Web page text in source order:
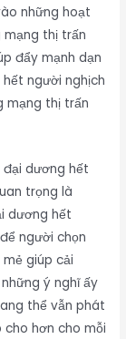
những hoạt
thị trấn
đẩy mạnh dạn
người nghịch
mạng thị trấn
dương hết
trọng là
dương hết
người chọn
giúp cải
ý nghĩ ấy
thể vẫn phát
hơn cho mỗi